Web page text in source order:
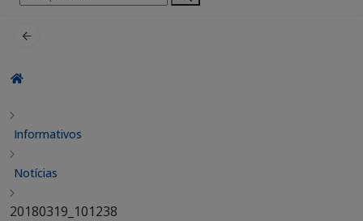
por:
Informativos
Notícias
20180319_101238